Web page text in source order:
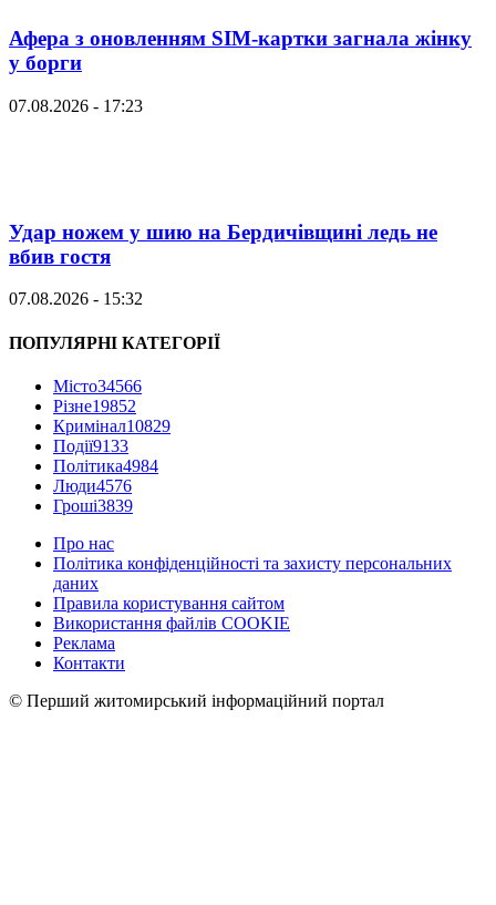
Афера з оновленням SIM-картки загнала жінку
у борги
07.08.2026 - 17:23
Удар ножем у шию на Бердичівщині ледь не
вбив гостя
07.08.2026 - 15:32
ПОПУЛЯРНІ КАТЕГОРІЇ
Місто34566
Різне19852
Кримінал10829
Події9133
Політика4984
Люди4576
Гроші3839
Про нас
Політика конфіденційності та захисту персональних
даних
Правила користування сайтом
Використання файлів COOKIE
Реклама
Контакти
© Перший житомирський інформаційний портал